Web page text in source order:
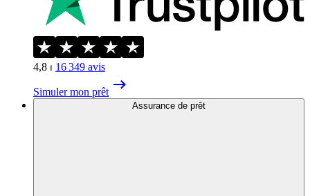
4,8 ⏐ 16 349 avis
Simuler mon prêt
Assurance de prêt